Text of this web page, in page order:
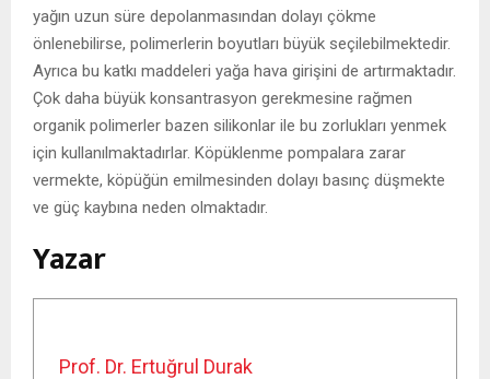
yağın uzun süre depolanmasından dolayı çökme
önlenebilirse, polimerlerin boyutları büyük seçilebilmektedir.
Ayrıca bu katkı maddeleri yağa hava girişini de artırmaktadır.
Çok daha büyük konsantrasyon gerekmesine rağmen
organik polimerler bazen silikonlar ile bu zorlukları yenmek
için kullanılmaktadırlar. Köpüklenme pompalara zarar
vermekte, köpüğün emilmesinden dolayı basınç düşmekte
ve güç kaybına neden olmaktadır.
Yazar
Prof. Dr. Ertuğrul Durak